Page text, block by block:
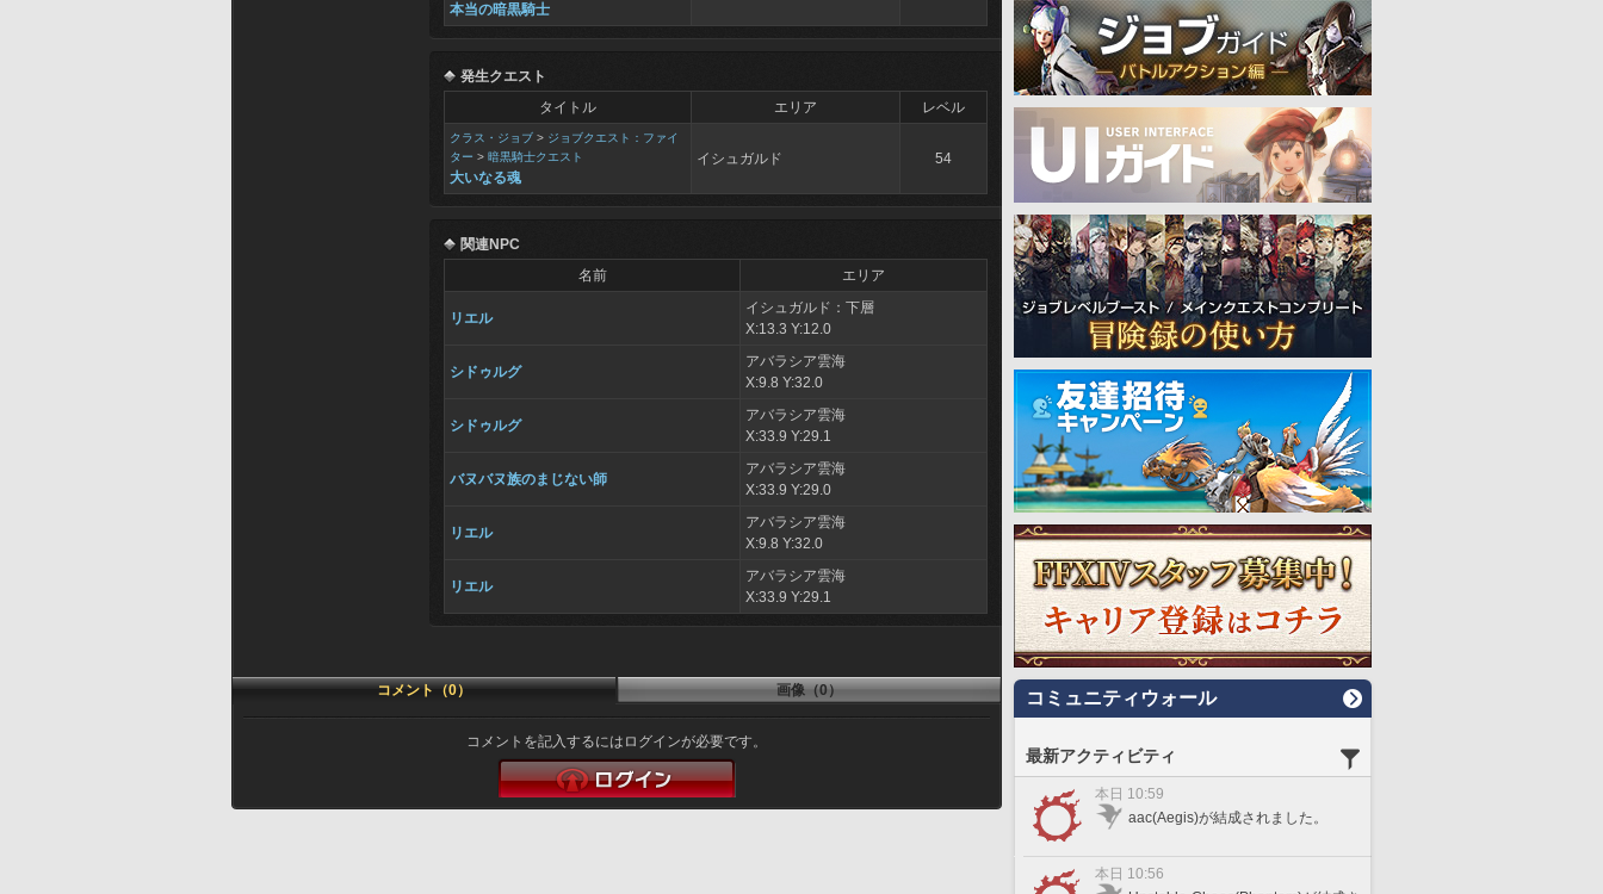
本当の暗黒騎士
発生クエスト
タイトル
エリア レベル
クラス・ジョブ > ジョブクエスト：ファイ
ター > 暗黒騎士クエスト
大いなる魂
イシュガルド 54
関連NPC
名前
エリア
リエル
イシュガルド：下層
X:13.3 Y:12.0
シドゥルグ
アバラシア雲海
X:9.8 Y:32.0
シドゥルグ
アバラシア雲海
X:33.9 Y:29.1
バヌバヌ族のまじない師
アバラシア雲海
X:33.9 Y:29.0
リエル
アバラシア雲海
X:9.8 Y:32.0
リエル
アバラシア雲海
X:33.9 Y:29.1
コメント（0） 画像（0）
コメントを記入するにはログインが必要です。
コミュニティウォール
最新アクティビティ
本日 10:59
aac(Aegis)が結成されました。
本日 10:56